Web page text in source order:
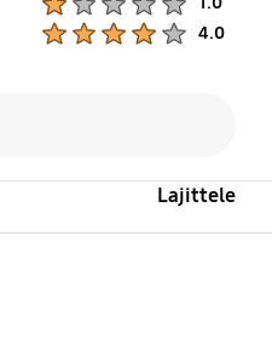
4.0
Lajittele